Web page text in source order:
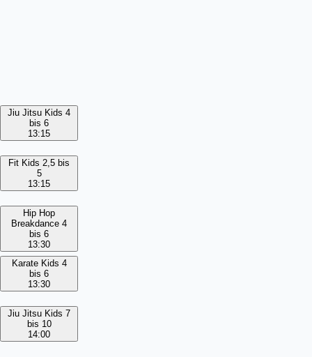
Jiu Jitsu Kids 4
bis 6
13:15
Fit Kids 2,5 bis
5
13:15
Hip Hop
Breakdance 4
bis 6
13:30
Karate Kids 4
bis 6
13:30
Jiu Jitsu Kids 7
bis 10
14:00